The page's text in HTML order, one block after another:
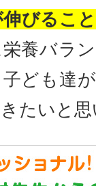
びるこ
養バラ
ども達
たいと